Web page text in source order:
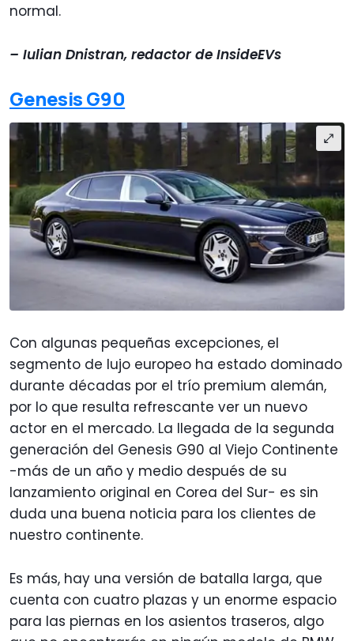
normal.
– Iulian Dnistran, redactor de InsideEVs
Genesis G90
Con algunas pequeñas excepciones, el
segmento de lujo europeo ha estado dominado
durante décadas por el trío premium alemán,
por lo que resulta refrescante ver un nuevo
actor en el mercado. La llegada de la segunda
generación del Genesis G90 al Viejo Continente
-más de un año y medio después de su
lanzamiento original en Corea del Sur- es sin
duda una buena noticia para los clientes de
nuestro continente.
Es más, hay una versión de batalla larga, que
cuenta con cuatro plazas y un enorme espacio
para las piernas en los asientos traseros, algo